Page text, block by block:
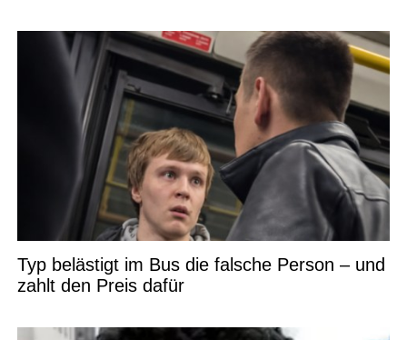
Typ belästigt im Bus die falsche Person – und
zahlt den Preis dafür